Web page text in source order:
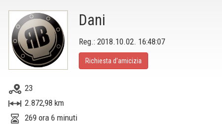
Dani
Reg.: 2018.10.02. 16:48:07
Richiesta d’amicizia
23
2.872,98 km
269 ora 6 minuti